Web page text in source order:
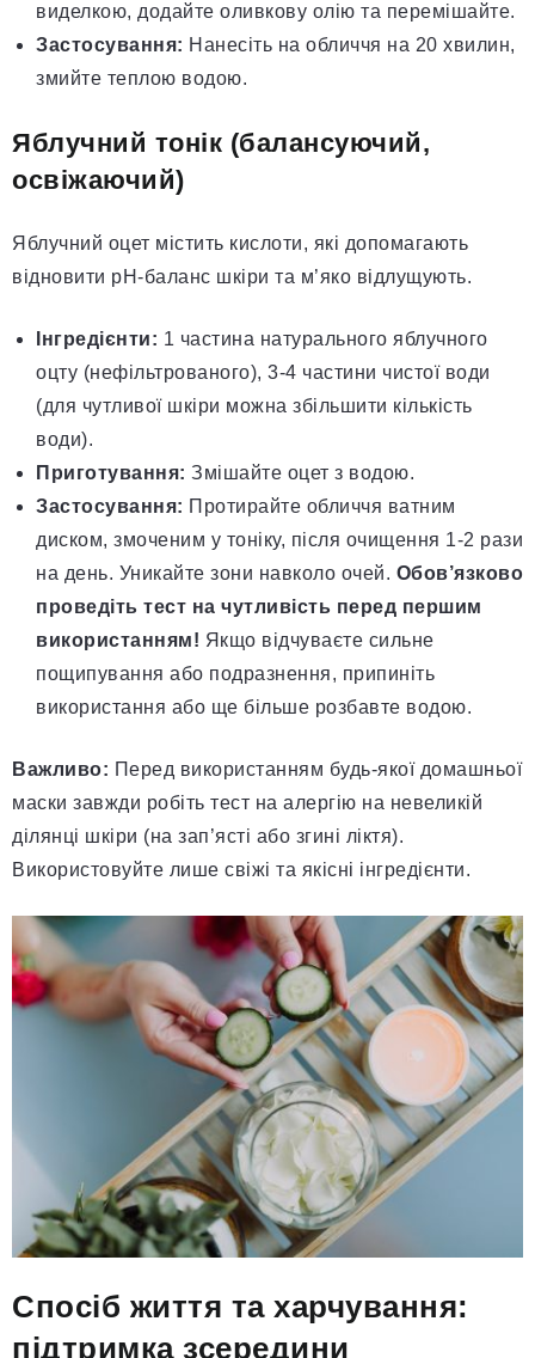
виделкою, додайте оливкову олію та перемішайте.
Застосування: Нанесіть на обличчя на 20 хвилин,
змийте теплою водою.
Яблучний тонік (балансуючий,
освіжаючий)
Яблучний оцет містить кислоти, які допомагають
відновити pH-баланс шкіри та м’яко відлущують.
Інгредієнти: 1 частина натурального яблучного
оцту (нефільтрованого), 3-4 частини чистої води
(для чутливої шкіри можна збільшити кількість
води).
Приготування: Змішайте оцет з водою.
Застосування: Протирайте обличчя ватним
диском, змоченим у тоніку, після очищення 1-2 рази
на день. Уникайте зони навколо очей. Обов’язково
проведіть тест на чутливість перед першим
використанням! Якщо відчуваєте сильне
пощипування або подразнення, припиніть
використання або ще більше розбавте водою.
Важливо: Перед використанням будь-якої домашньої
маски завжди робіть тест на алергію на невеликій
ділянці шкіри (на зап’ясті або згині ліктя).
Використовуйте лише свіжі та якісні інгредієнти.
Спосіб життя та харчування:
підтримка зсередини